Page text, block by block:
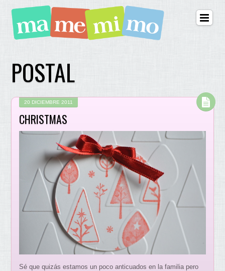
POSTAL
20 DICIEMBRE 2011
CHRISTMAS
Sé que quizás estamos un poco anticuados en la familia pero